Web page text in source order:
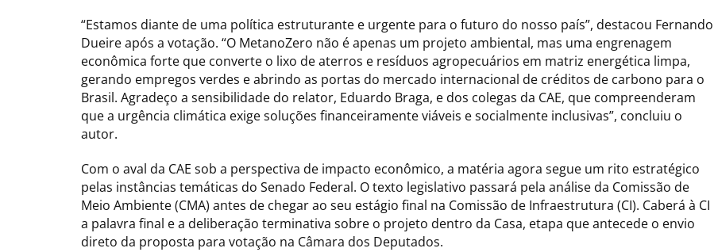
“Estamos diante de uma política estruturante e urgente para o futuro do nosso país”, destacou Fernando
Dueire após a votação. “O MetanoZero não é apenas um projeto ambiental, mas uma engrenagem
econômica forte que converte o lixo de aterros e resíduos agropecuários em matriz energética limpa,
gerando empregos verdes e abrindo as portas do mercado internacional de créditos de carbono para o
Brasil. Agradeço a sensibilidade do relator, Eduardo Braga, e dos colegas da CAE, que compreenderam
que a urgência climática exige soluções financeiramente viáveis e socialmente inclusivas”, concluiu o
autor.
Com o aval da CAE sob a perspectiva de impacto econômico, a matéria agora segue um rito estratégico
pelas instâncias temáticas do Senado Federal. O texto legislativo passará pela análise da Comissão de
Meio Ambiente (CMA) antes de chegar ao seu estágio final na Comissão de Infraestrutura (CI). Caberá à CI
a palavra final e a deliberação terminativa sobre o projeto dentro da Casa, etapa que antecede o envio
direto da proposta para votação na Câmara dos Deputados.